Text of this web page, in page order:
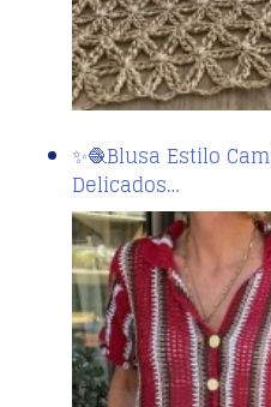
✨🧶Blusa Estilo
Delicados…